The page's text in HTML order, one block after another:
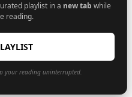
playlist in a new tab while
reading.
your reading uninterrupted.